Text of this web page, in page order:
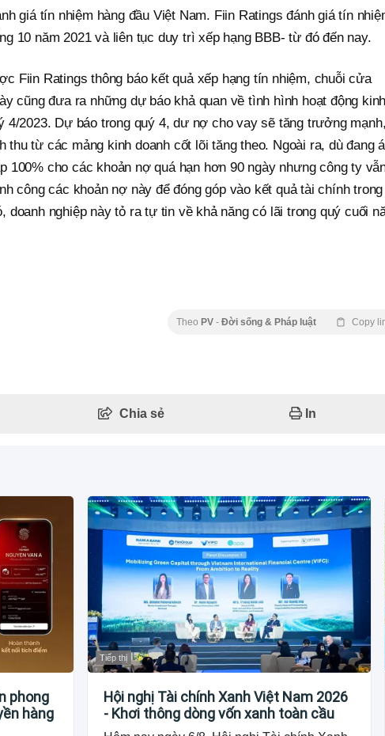
giá tín nhiệm hàng đầu Việt Nam. Fiin Ratings đánh giá tín
10 năm 2021 và liên tục duy trì xếp hạng BBB- từ đó đến nay.
Fiin Ratings thông báo kết quả xếp hạng tín nhiệm, chuỗi cửa
cũng đưa ra những dự báo khả quan về tình hình hoạt động kinh
4/2023. Dự báo trong quý 4, dư nợ cho vay sẽ tăng trưởng mạnh,
thu từ các mảng kinh doanh cốt lõi tăng theo. Ngoài ra, dù đang
100% cho các khoản nợ quá hạn hơn 90 ngày nhưng công ty
công các khoản nợ này để đóng góp vào kết quả tài chính trong
doanh nghiệp này tỏ ra tự tin về khả năng có lãi trong quý cuối
Theo PV - Đời sống & Pháp luật Copy
Chia sẻ In
phong
hàng
Tiếp thị
Hội nghị Tài chính Xanh Việt Nam 2026
- Khơi thông dòng vốn xanh toàn cầu